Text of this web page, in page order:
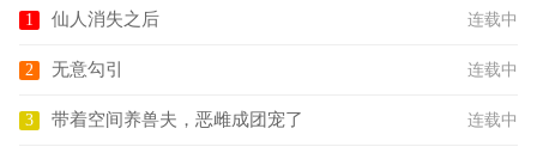
仙人消失之后 连载中
无意勾引 连载中
带着空间养兽夫，恶雌成团宠了 连载中